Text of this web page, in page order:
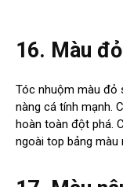
16. Màu đỏ
Tóc nhuộm màu đỏ
nàng cá tính mạnh.
hoàn toàn đột phá.
ngoài top bảng